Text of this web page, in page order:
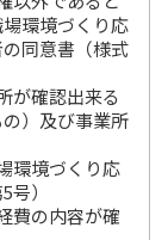
環境づくり応
同意書（様式
が確認出来る
）及び事業所
環境づくり応
）
費の内容が確